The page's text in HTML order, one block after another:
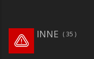
35
INNE